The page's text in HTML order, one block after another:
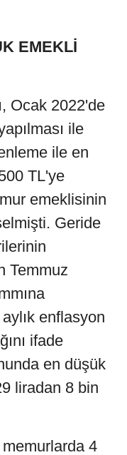
EMEKLİ
Ocak 2022'de
ile
ile en
TL'ye
emeklisinin
Geride
Temmuz
enflasyon
ifade
en düşük
liradan 8 bin
memurlarda 4